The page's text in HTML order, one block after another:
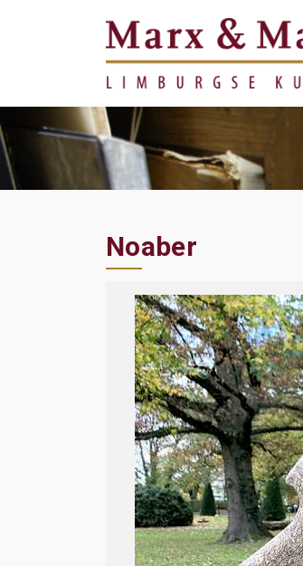
Noaber